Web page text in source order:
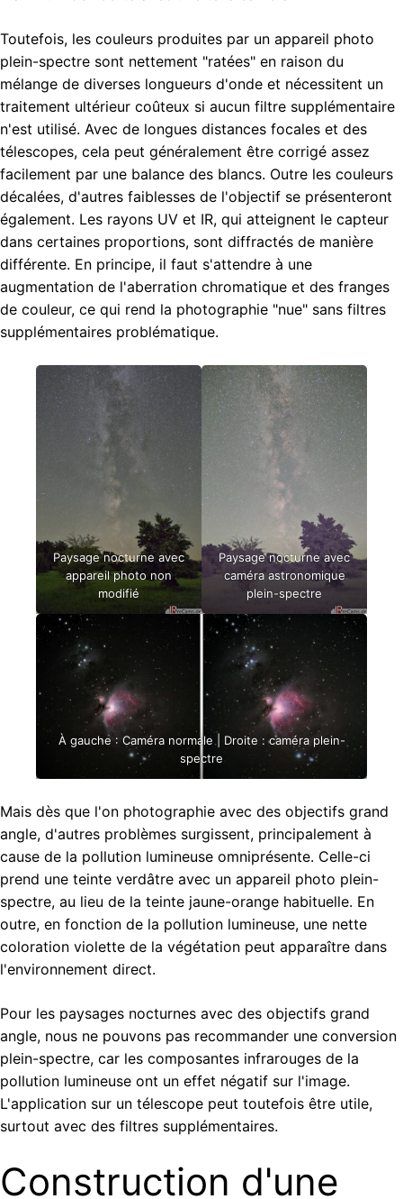
Toutefois, les couleurs produites par un appareil photo
plein-spectre sont nettement "ratées" en raison du
mélange de diverses longueurs d'onde et nécessitent un
traitement ultérieur coûteux si aucun filtre supplémentaire
n'est utilisé. Avec de longues distances focales et des
télescopes, cela peut généralement être corrigé assez
facilement par une balance des blancs. Outre les couleurs
décalées, d'autres faiblesses de l'objectif se présenteront
également. Les rayons UV et IR, qui atteignent le capteur
dans certaines proportions, sont diffractés de manière
différente. En principe, il faut s'attendre à une
augmentation de l'aberration chromatique et des franges
de couleur, ce qui rend la photographie "nue" sans filtres
supplémentaires problématique.
Paysage nocturne avec
appareil photo non
modifié
Paysage nocturne avec
caméra astronomique
plein-spectre
À gauche : Caméra normale | Droite : caméra plein-
spectre
Mais dès que l'on photographie avec des objectifs grand
angle, d'autres problèmes surgissent, principalement à
cause de la pollution lumineuse omniprésente. Celle-ci
prend une teinte verdâtre avec un appareil photo plein-
spectre, au lieu de la teinte jaune-orange habituelle. En
outre, en fonction de la pollution lumineuse, une nette
coloration violette de la végétation peut apparaître dans
l'environnement direct.
Pour les paysages nocturnes avec des objectifs grand
angle, nous ne pouvons pas recommander une conversion
plein-spectre, car les composantes infrarouges de la
pollution lumineuse ont un effet négatif sur l'image.
L'application sur un télescope peut toutefois être utile,
surtout avec des filtres supplémentaires.
Construction d'une